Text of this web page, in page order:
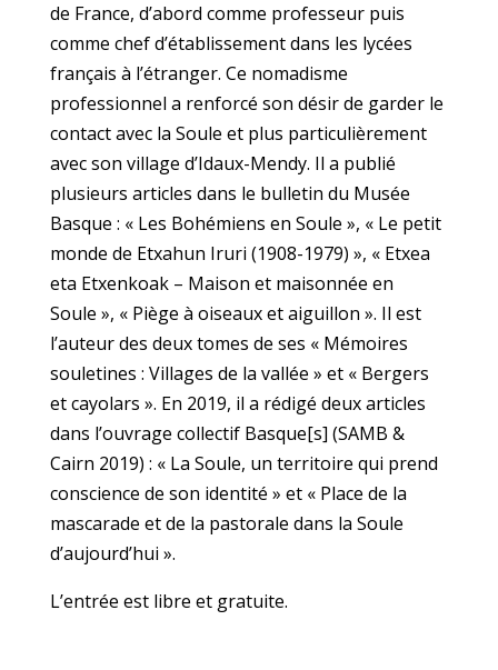
de France, d’abord comme professeur puis
comme chef d’établissement dans les lycées
français à l’étranger. Ce nomadisme
professionnel a renforcé son désir de garder le
contact avec la Soule et plus particulièrement
avec son village d’Idaux-Mendy. Il a publié
plusieurs articles dans le bulletin du Musée
Basque : « Les Bohémiens en Soule », « Le petit
monde de Etxahun Iruri (1908-1979) », « Etxea
eta Etxenkoak – Maison et maisonnée en
Soule », « Piège à oiseaux et aiguillon ». Il est
l’auteur des deux tomes de ses « Mémoires
souletines : Villages de la vallée » et « Bergers
et cayolars ». En 2019, il a rédigé deux articles
dans l’ouvrage collectif Basque[s] (SAMB &
Cairn 2019) : « La Soule, un territoire qui prend
conscience de son identité » et « Place de la
mascarade et de la pastorale dans la Soule
d’aujourd’hui ».
L’entrée est libre et gratuite.